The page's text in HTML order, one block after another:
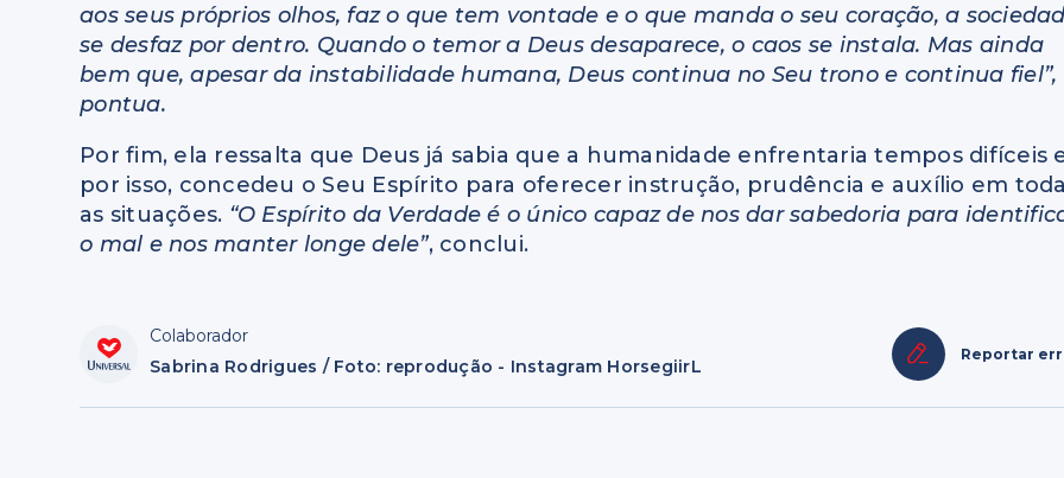
aos seus próprios olhos, faz o que tem vontade e o que manda o seu coração, a
se desfaz por dentro. Quando o temor a Deus desaparece, o caos se instala. Mas ainda
bem que, apesar da instabilidade humana, Deus continua no Seu trono e continua fiel”,
pontua.
Por fim, ela ressalta que Deus já sabia que a humanidade enfrentaria tempos difíceis
por isso, concedeu o Seu Espírito para oferecer instrução, prudência e auxílio em
as situações. “O Espírito da Verdade é o único capaz de nos dar sabedoria para
o mal e nos manter longe dele”, conclui.
Colaborador
Sabrina Rodrigues / Foto: reprodução - Instagram HorsegiirL
Reportar